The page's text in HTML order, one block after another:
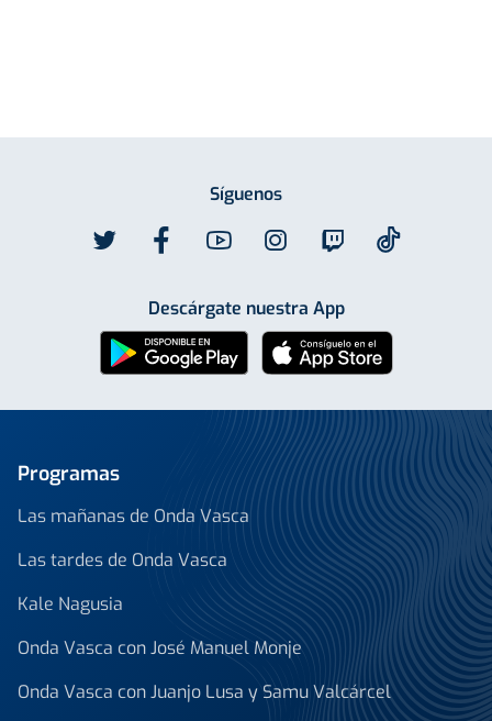
Síguenos
Descárgate nuestra App
Programas
Las mañanas de Onda Vasca
Las tardes de Onda Vasca
Kale Nagusia
Onda Vasca con José Manuel Monje
Onda Vasca con Juanjo Lusa y Samu Valcárcel